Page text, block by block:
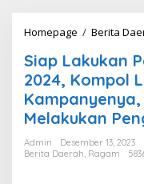
Homepage / Berita
Siap Lakukan
2024, Kompol
Melakukan
Admin
Desember 13, 2023
Berita Daerah, Ragam